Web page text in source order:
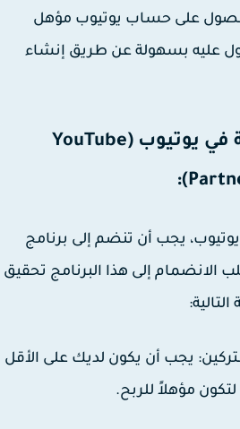
على حساب يوتيوب مؤهل
عليه بسهولة عن طريق إنشاء
2. برنامج الشراكة في يوتيوب (YouTube
يجب أن تنضم إلى برنامج
إلى هذا البرنامج تحقيق
يجب أن يكون لديك على الأقل